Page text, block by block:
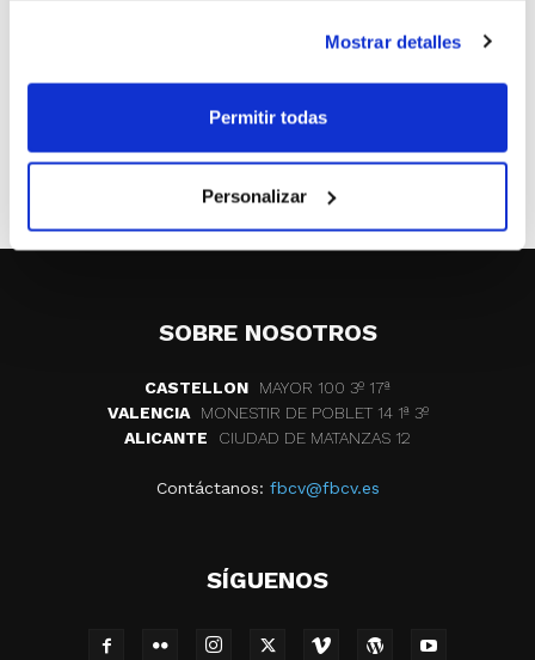
Mostrar detalles
Permitir todas
Personalizar
sorteo de un maletín portadocumentos de la FBCV y
redes sociales twitter
SOBRE NOSOTROS
CASTELLON
MAYOR 100 3º 17ª
VALENCIA
MONESTIR DE POBLET 14 1ª 3º
ALICANTE
CIUDAD DE MATANZAS 12
Contáctanos: fbcv@fbcv.es
SÍGUENOS